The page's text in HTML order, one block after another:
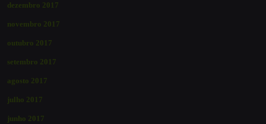
dezembro 2017
novembro 2017
outubro 2017
setembro 2017
agosto 2017
julho 2017
junho 2017